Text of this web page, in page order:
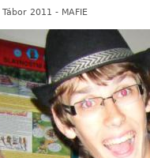
Tábor 2011 - MAFIE